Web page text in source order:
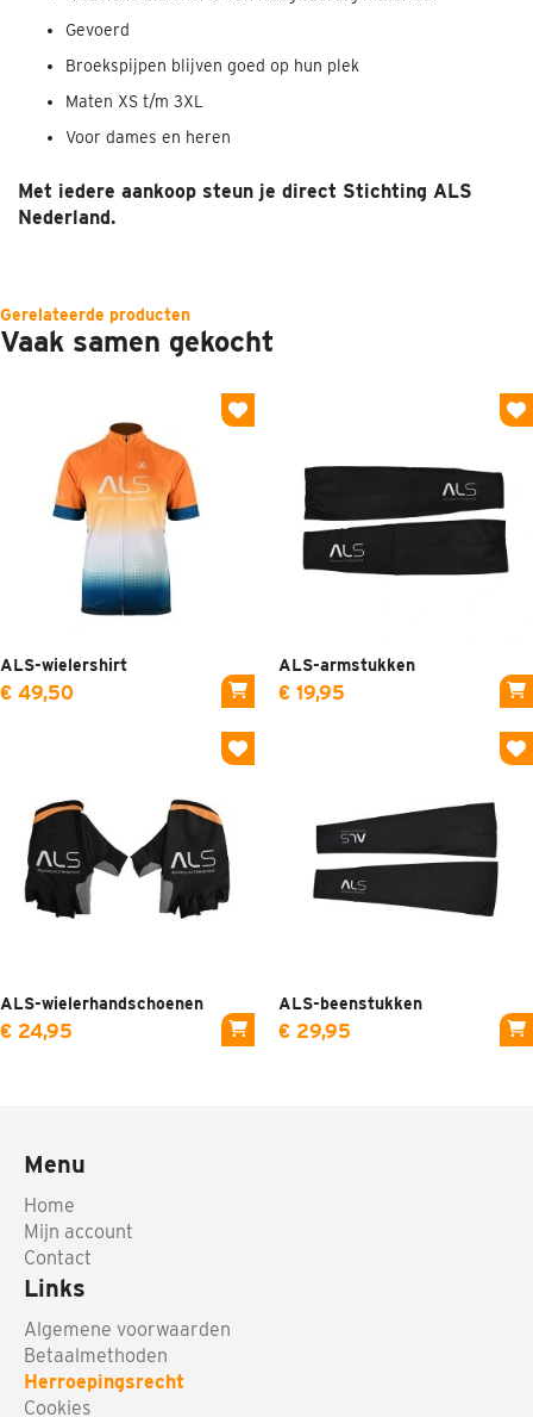
Gevoerd
Broekspijpen blijven goed op hun plek
Maten XS t/m 3XL
Voor dames en heren
Met iedere aankoop steun je direct Stichting ALS
Nederland.
Gerelateerde producten
Vaak samen gekocht
ALS-wielershirt
€ 49,50
ALS-armstukken
€ 19,95
ALS-wielerhandschoenen
€ 24,95
ALS-beenstukken
€ 29,95
Menu
Home
Mijn account
Contact
Links
Algemene voorwaarden
Betaalmethoden
Herroepingsrecht
Cookies